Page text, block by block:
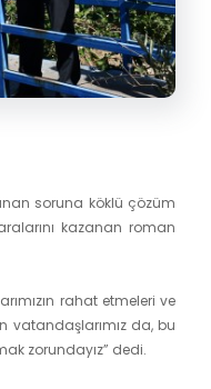
soruna köklü çözüm
kazanan roman
rahat etmeleri ve
vatandaşlarımız da, bu
zorundayız” dedi.